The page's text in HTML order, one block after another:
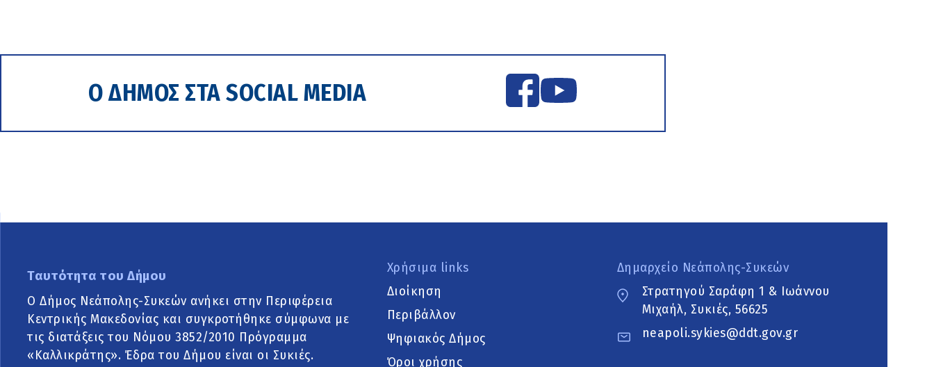
Ο ΔΗΜΟΣ ΣΤΑ SOCIAL MEDIA
Ταυτότητα του Δήμου
Ο Δήμος Νεάπολης-Συκεών ανήκει στην Περιφέρεια
Κεντρικής Μακεδονίας και συγκροτήθηκε σύμφωνα με
τις διατάξεις του Νόμου 3852/2010 Πρόγραμμα
«Καλλικράτης». Έδρα του Δήμου είναι οι Συκιές.
Χρήσιμα links
Διοίκηση
Περιβάλλον
Ψηφιακός Δήμος
Όροι χρήσης
Δημαρχείο Νεάπολης-Συκεών
Στρατηγού Σαράφη 1 & Ιωάννου
Μιχαήλ, Συκιές, 56625
neapoli.sykies@ddt.gov.gr